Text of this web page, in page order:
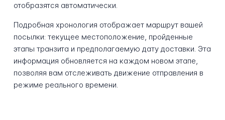
отобразятся автоматически.
Подробная хронология отображает маршрут вашей
посылки: текущее местоположение, пройденные
этапы транзита и предполагаемую дату доставки. Эта
информация обновляется на каждом новом этапе,
позволяя вам отслеживать движение отправления в
режиме реального времени.